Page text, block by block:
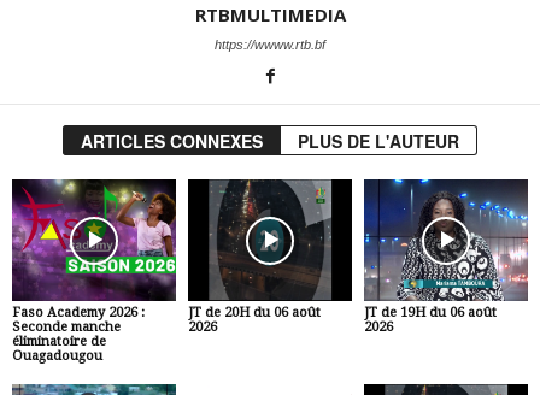
RTBMULTIMEDIA
https://wwww.rtb.bf
ARTICLES CONNEXES PLUS DE L'AUTEUR
Faso Academy 2026 :
Seconde manche
éliminatoire de
Ouagadougou
JT de 20H du 06 août
2026
JT de 19H du 06 août
2026